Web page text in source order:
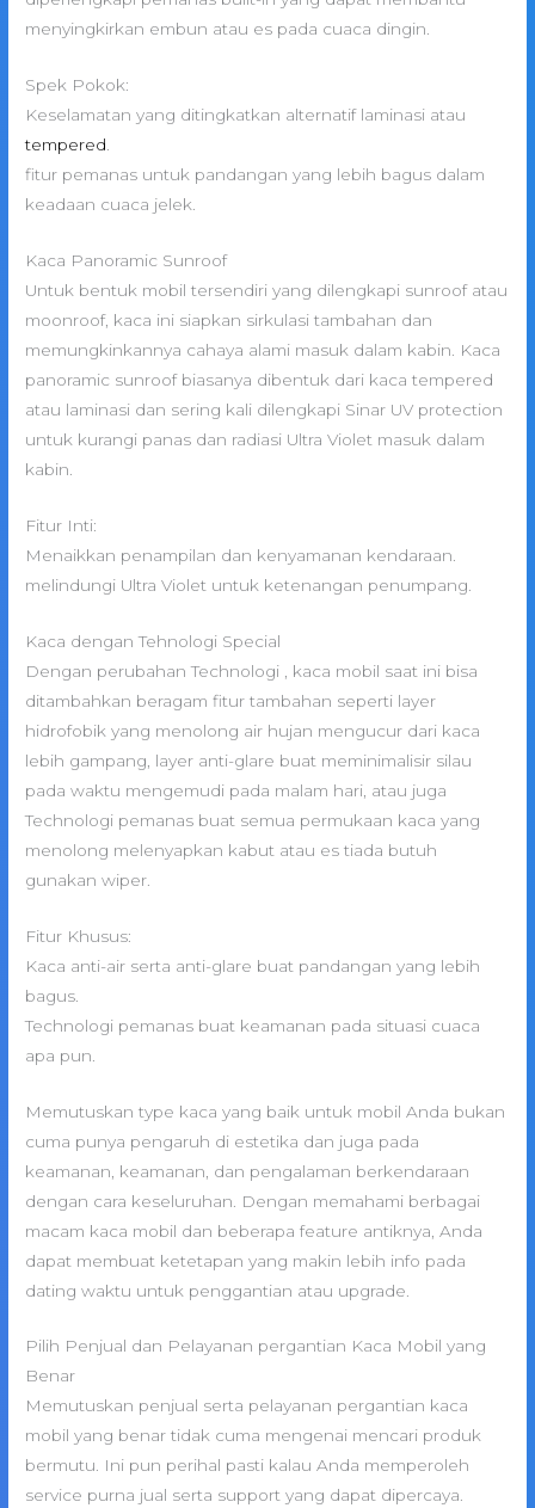
menyingkirkan embun atau es pada cuaca dingin.
Spek Pokok:
Keselamatan yang ditingkatkan alternatif laminasi atau
tempered
fitur pemanas untuk pandangan yang lebih bagus dalam
keadaan cuaca jelek.
Kaca Panoramic Sunroof
Untuk bentuk mobil tersendiri yang dilengkapi sunroof atau
moonroof, kaca ini siapkan sirkulasi tambahan dan
memungkinkannya cahaya alami masuk dalam kabin. Kaca
panoramic sunroof biasanya dibentuk dari kaca tempered
atau laminasi dan sering kali dilengkapi Sinar UV protection
untuk kurangi panas dan radiasi Ultra Violet masuk dalam
kabin.
Fitur Inti:
Menaikkan penampilan dan kenyamanan kendaraan.
melindungi Ultra Violet untuk ketenangan penumpang.
Kaca dengan Tehnologi Special
Dengan perubahan Technologi , kaca mobil saat ini bisa
ditambahkan beragam fitur tambahan seperti layer
hidrofobik yang menolong air hujan mengucur dari kaca
lebih gampang, layer anti-glare buat meminimalisir silau
pada waktu mengemudi pada malam hari, atau juga
Technologi pemanas buat semua permukaan kaca yang
menolong melenyapkan kabut atau es tiada butuh
gunakan wiper.
Fitur Khusus:
Kaca anti-air serta anti-glare buat pandangan yang lebih
bagus.
Technologi pemanas buat keamanan pada situasi cuaca
apa pun.
Memutuskan type kaca yang baik untuk mobil Anda bukan
cuma punya pengaruh di estetika dan juga pada
keamanan, keamanan, dan pengalaman berkendaraan
dengan cara keseluruhan. Dengan memahami berbagai
macam kaca mobil dan beberapa feature antiknya, Anda
dapat membuat ketetapan yang makin lebih info pada
dating waktu untuk penggantian atau upgrade.
Pilih Penjual dan Pelayanan pergantian Kaca Mobil yang
Benar
Memutuskan penjual serta pelayanan pergantian kaca
mobil yang benar tidak cuma mengenai mencari produk
bermutu. Ini pun perihal pasti kalau Anda memperoleh
service purna jual serta support yang dapat dipercaya.